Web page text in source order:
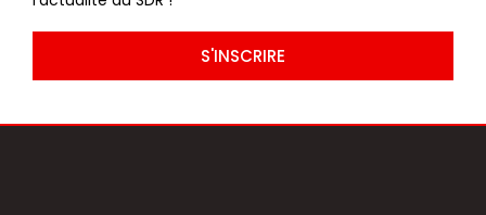
S'INSCRIRE